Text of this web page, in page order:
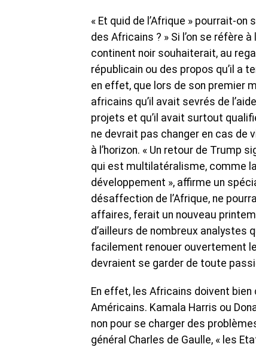
« Et quid de l’Afrique » pourrait-
des Africains ? » Si l’on se réfère
continent noir souhaiterait, au
républicain ou des propos qu’il a
en effet, que lors de son premier
africains qu’il avait sevrés de
projets et qu’il avait surtout
ne devrait pas changer en cas de
à l’horizon. « Un retour de Trump
qui est multilatéralisme, comme
développement », affirme un
désaffection de l’Afrique, ne
affaires, ferait un nouveau
d’ailleurs de nombreux
facilement renouer ouvertement
devraient se garder de toute
En effet, les Africains doivent
Américains. Kamala Harris ou
non pour se charger des
général Charles de Gaulle, « les